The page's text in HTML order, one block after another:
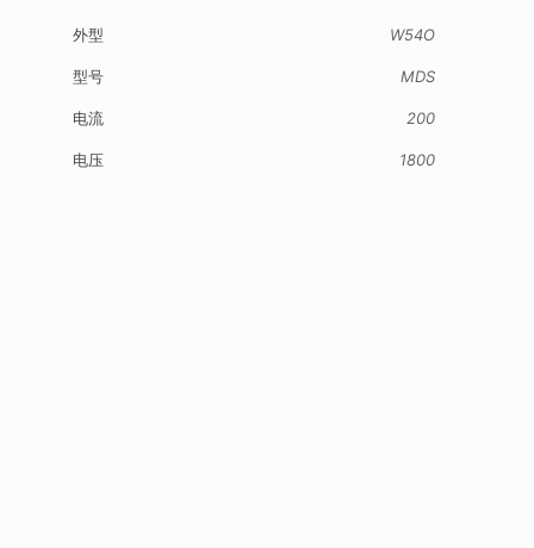
外型 W54O
型号 MDS
电流 200
电压 1800